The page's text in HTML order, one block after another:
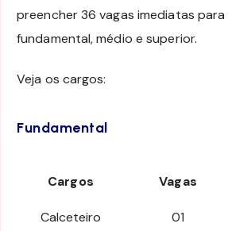
preencher 36 vagas imediatas
fundamental, médio e superior.
Veja os cargos:
Fundamental
Cargos Vagas
Calceteiro 01